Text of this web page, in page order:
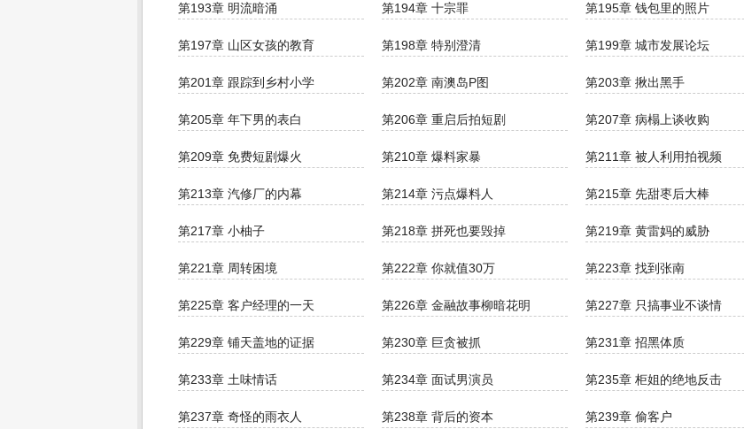
第193章 明流暗涌 第194章 十宗罪 第195章 钱包里的照片
第197章 山区女孩的教育 第198章 特别澄清 第199章 城市发展论坛
第201章 跟踪到乡村小学 第202章 南澳岛P图 第203章 揪出黑手
第205章 年下男的表白 第206章 重启后拍短剧 第207章 病榻上谈收购
第209章 免费短剧爆火 第210章 爆料家暴 第211章 被人利用拍视频
第213章 汽修厂的内幕 第214章 污点爆料人 第215章 先甜枣后大棒
第217章 小柚子 第218章 拼死也要毁掉 第219章 黄雷妈的威胁
第221章 周转困境 第222章 你就值30万 第223章 找到张南
第225章 客户经理的一天 第226章 金融故事柳暗花明 第227章 只搞事业不谈情
第229章 铺天盖地的证据 第230章 巨贪被抓 第231章 招黑体质
第233章 土味情话 第234章 面试男演员 第235章 柜姐的绝地反击
第237章 奇怪的雨衣人 第238章 背后的资本 第239章 偷客户